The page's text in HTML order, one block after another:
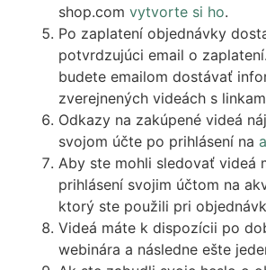
shop.com vytvorte si ho.
Po zaplatení objednávky
potvrdzujúci email o
budete emailom dostávať
zverejnených videách s
Odkazy na zakúpené videá
svojom účte po prihlásení na
Aby ste mohli sledovať videá
prihlásení svojim účtom na
ktorý ste použili pri
Videá máte k dispozícii po
webinára a následne ešte